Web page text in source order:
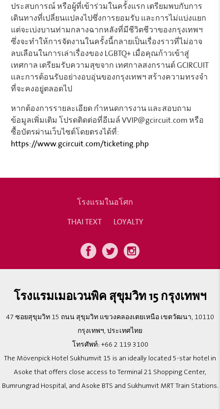
ประสบการณ์ หรือผู้ที่เข้าร่วมในครั้งแรก เตรียมพบกับการ
เดินทางที่เปลี่ยนแปลงไปซึ่งการยอมรับ และการไม่แบ่งแยก
แต่จะเบ่งบานท่ามกลางฉากหลังที่มีชีวิตชีวาของกรุงเทพฯ
ซึ่งจะทำให้การจัดงานในครั้งนี้กลายเป็นเรื่องราวที่ไม่อาจ
ลบเลือนในการเล่าเรื่องของ LGBTQ+ เมื่อคุณก้าวเข้าสู่
เทศกาล เตรียมรับความสุขจาก เทศกาลสงกรานต์ GCIRCUIT
และการต้อนรับอย่างอบอุ่นของกรุงเทพฯ สร้างความทรงจำ
ที่จะคงอยู่ตลอดไป
หากต้องการรายละเอียด กำหนดการงาน และสอบถาม
ข้อมูลเพิ่มเติม โปรดติดต่อที่อีเมล์ VVIP@gcircuit.com หรือ
ซื้อบัตรผ่านเว็บไซต์โดยตรงได้ที่:
https://www.gcircuit.com/ticketing.php
โรงแรมในอโศก
THAI TEXT
LOYALTY
โรงแรมเมอเวนพิค สุขุมวิท 15 กรุงเทพฯ
47 ซอยสุขุมวิท 15 ถนน สุขุมวิท แขวงคลองเตยเหนือ เขตวัฒนา, 10110
กรุงเทพฯ, ประเทศไทย
โทรศัพท์: +66 2 119 3100
The Mövenpick Hotel Sukhumvit 15 is an ideally located 5-star hotel in
Asoke that offers close access to Terminal 21 Shopping Center,
Bumrungrad Hospital, and Asoke BTS and Sukhumvit MRT Train Stations.